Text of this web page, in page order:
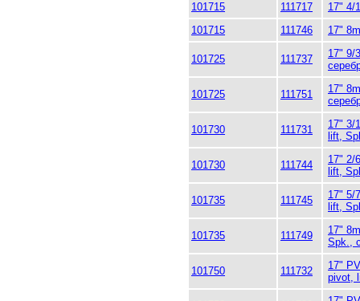
101715
111717
17" 4/
101715
111746 17"
101725 111737
17" 9/
101725 111751
17"
101730 111731
17" 3/
lift,
101730 111744
17" 2/
lift,
101735 111745
17" 5/
lift,
101735 111749
17"
Spk.,
101750 111732
17"
pivot,